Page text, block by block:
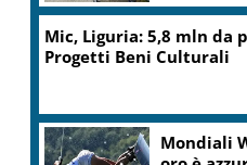
Mic, Liguria: 5,8 mln da
Progetti Beni Culturali
Mondiali